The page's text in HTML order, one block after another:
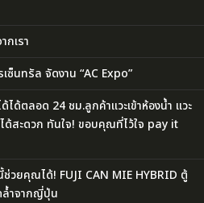
เรา
นทรัล จัดงาน “AC Expo”
ด้ตลอด 24 ชม.ลูกค้าแวะเข้าห้องน้ำ แวะ
สะดวก ทันใจ! ขอบคุณที่ไว้ใจ pay it
ช่วยคุณได้! FUJI CAN MIE HYBRID ตู้
ล้ำจากญี่ปุ่น